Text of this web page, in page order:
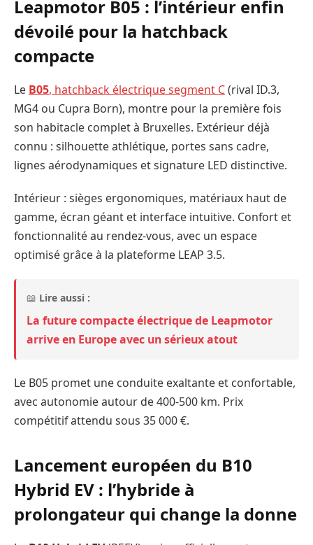
Leapmotor B05 : l’intérieur enfin
dévoilé pour la hatchback
compacte
Le B05, hatchback électrique segment C(rival ID.3,
MG4 ou Cupra Born), montre pour la première fois
son habitacle complet à Bruxelles. Extérieur déjà
connu : silhouette athlétique, portes sans cadre,
lignes aérodynamiques et signature LED distinctive.
Intérieur : sièges ergonomiques, matériaux haut de
gamme, écran géant et interface intuitive. Confort et
fonctionnalité au rendez-vous, avec un espace
optimisé grâce à la plateforme LEAP 3.5.
📖 Lire aussi :
La future compacte électrique de Leapmotor
arrive en Europe avec un sérieux atout
Le B05 promet une conduite exaltante et confortable,
avec autonomie autour de 400-500 km. Prix
compétitif attendu sous 35 000 €.
Lancement européen du B10
Hybrid EV : l’hybride à
prolongateur qui change la donne